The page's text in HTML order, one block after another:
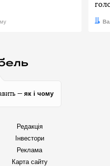
Дата:
— як і чому
Редакція
Інвестори
Реклама
Карта сайту